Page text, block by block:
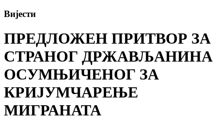
Вијести
ПРЕДЛОЖЕН ПРИТВОР ЗА
СТРАНОГ ДРЖАВЉАНИНА
ОСУМЊИЧЕНОГ ЗА
КРИЈУМЧАРЕЊЕ
МИГРАНАТА